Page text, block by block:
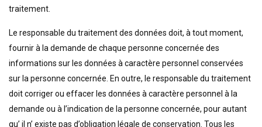
traitement.
Le responsable du traitement des données doit, à tout moment,
fournir à la demande de chaque personne concernée des
informations sur les données à caractère personnel conservées
sur la personne concernée. En outre, le responsable du traitement
doit corriger ou effacer les données à caractère personnel à la
demande ou à l’indication de la personne concernée, pour autant
qu’ il n’ existe pas d’obligation légale de conservation. Tous les